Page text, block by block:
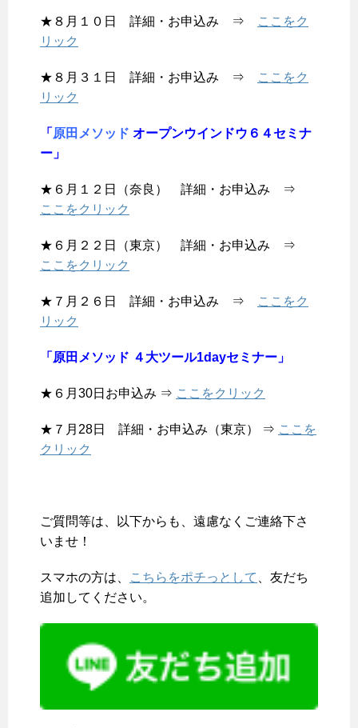
★８月１０日 詳細・お申込み ⇒
ここをク
リック
★８月３１日 詳細・お申込み ⇒
ここをク
リック
「 原田メソッド オープンウインドウ６４セミナ
ー」
★６月１２日（奈良） 詳細・お申込み ⇒
ここをクリック
★６月２２日（東京） 詳細・お申込み ⇒
ここをクリック
★７月２６日 詳細・お申込み ⇒
ここをク
リック
「原田メソッド ４大ツール1dayセミナー」
★６月30日お申込み ⇒ ここをクリック
★７月28日 詳細・お申込み（東京） ⇒ ここを
クリック
ご質問等は、以下からも、遠慮なくご連絡下さ
いませ！
スマホの方は、 こちらをポチっとして
、友だち
追加してください。